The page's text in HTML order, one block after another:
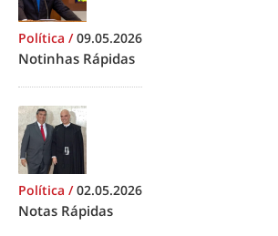
Política /09.05.2026
Notinhas Rápidas
Política /02.05.2026
Notas Rápidas